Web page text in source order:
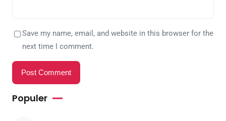
Save my name, email, and website in this browser for the
next time I comment.
Populer